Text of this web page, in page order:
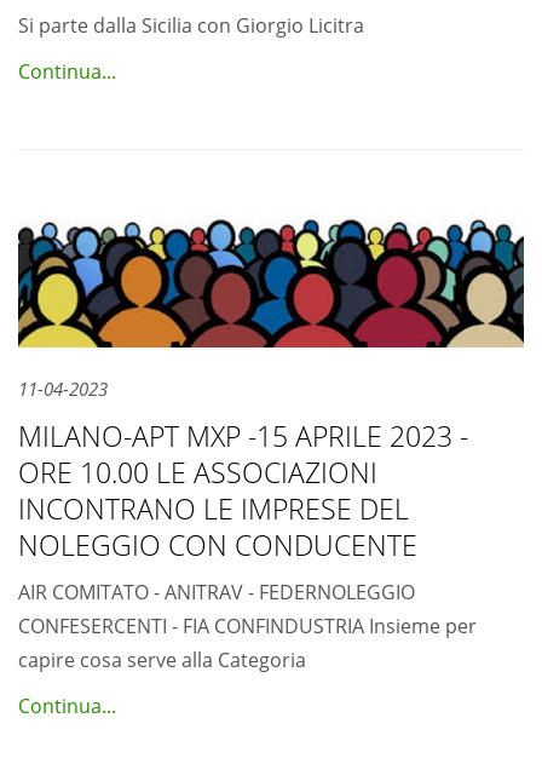
Si parte dalla Sicilia con Giorgio Licitra
Continua...
11-04-2023
MILANO-APT MXP -15 APRILE 2023 -
ORE 10.00 LE ASSOCIAZIONI
INCONTRANO LE IMPRESE DEL
NOLEGGIO CON CONDUCENTE
AIR COMITATO - ANITRAV - FEDERNOLEGGIO
CONFESERCENTI - FIA CONFINDUSTRIA Insieme per
capire cosa serve alla Categoria
Continua...